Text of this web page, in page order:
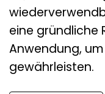
eine gründliche
Anwendung,
gewährleisten.